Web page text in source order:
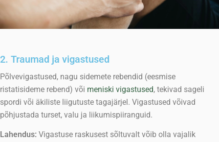
2. Traumad ja vigastused
Põlvevigastused, nagu sidemete rebendid (eesmise
ristatisideme rebend) või meniski vigastused, tekivad sageli
spordi või äkiliste liigutuste tagajärjel. Vigastused võivad
põhjustada turset, valu ja liikumispiiranguid.
Lahendus: Vigastuse raskusest sõltuvalt võib olla vajalik